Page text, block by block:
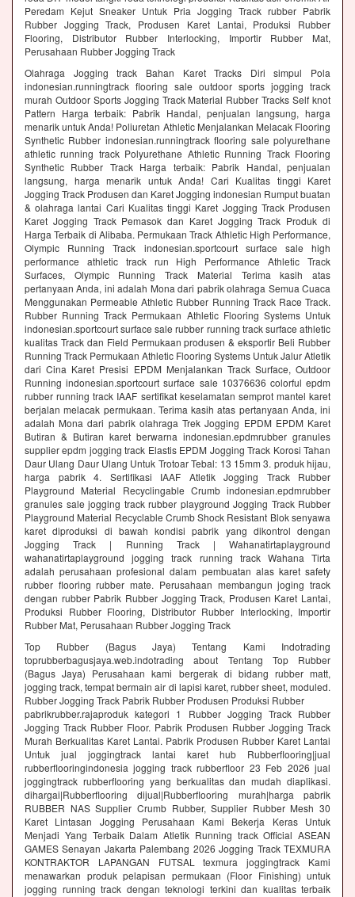
Peredam Kejut Sneaker Untuk Pria Jogging Track rubber Pabrik
Rubber Jogging Track, Produsen Karet Lantai, Produksi Rubber
Flooring, Distributor Rubber Interlocking, Importir Rubber Mat,
Perusahaan Rubber Jogging Track
Olahraga Jogging track Bahan Karet Tracks Diri simpul Pola
indonesian.runningtrack flooring sale outdoor sports jogging track
murah Outdoor Sports Jogging Track Material Rubber Tracks Self knot
Pattern Harga terbaik: Pabrik Handal, penjualan langsung, harga
menarik untuk Anda! Poliuretan Athletic Menjalankan Melacak Flooring
Synthetic Rubber indonesian.runningtrack flooring sale polyurethane
athletic running track Polyurethane Athletic Running Track Flooring
Synthetic Rubber Track Harga terbaik: Pabrik Handal, penjualan
langsung, harga menarik untuk Anda! Cari Kualitas tinggi Karet
Jogging Track Produsen dan Karet Jogging indonesian Rumput buatan
& olahraga lantai Cari Kualitas tinggi Karet Jogging Track Produsen
Karet Jogging Track Pemasok dan Karet Jogging Track Produk di
Harga Terbaik di Alibaba. Permukaan Track Athletic High Performance,
Olympic Running Track indonesian.sportcourt surface sale high
performance athletic track run High Performance Athletic Track
Surfaces, Olympic Running Track Material Terima kasih atas
pertanyaan Anda, ini adalah Mona dari pabrik olahraga Semua Cuaca
Menggunakan Permeable Athletic Rubber Running Track Race Track.
Rubber Running Track Permukaan Athletic Flooring Systems Untuk
indonesian.sportcourt surface sale rubber running track surface athletic
kualitas Track dan Field Permukaan produsen & eksportir Beli Rubber
Running Track Permukaan Athletic Flooring Systems Untuk Jalur Atletik
dari Cina Karet Presisi EPDM Menjalankan Track Surface, Outdoor
Running indonesian.sportcourt surface sale 10376636 colorful epdm
rubber running track IAAF sertifikat keselamatan semprot mantel karet
berjalan melacak permukaan. Terima kasih atas pertanyaan Anda, ini
adalah Mona dari pabrik olahraga Trek Jogging EPDM EPDM Karet
Butiran & Butiran karet berwarna indonesian.epdmrubber granules
supplier epdm jogging track Elastis EPDM Jogging Track Korosi Tahan
Daur Ulang Daur Ulang Untuk Trotoar Tebal: 13 15mm 3. produk hijau,
harga pabrik 4. Sertifikasi IAAF Atletik Jogging Track Rubber
Playground Material Recyclingable Crumb indonesian.epdmrubber
granules sale jogging track rubber playground Jogging Track Rubber
Playground Material Recyclable Crumb Shock Resistant Blok senyawa
karet diproduksi di bawah kondisi pabrik yang dikontrol dengan
Jogging Track | Running Track | Wahanatirtaplayground
wahanatirtaplayground jogging track running track Wahana Tirta
adalah perusahaan profesional dalam pembuatan alas karet safety
rubber flooring rubber mate. Perusahaan membangun joging track
dengan rubber Pabrik Rubber Jogging Track, Produsen Karet Lantai,
Produksi Rubber Flooring, Distributor Rubber Interlocking, Importir
Rubber Mat, Perusahaan Rubber Jogging Track
Top Rubber (Bagus Jaya) Tentang Kami Indotrading
toprubberbagusjaya.web.indotrading about Tentang Top Rubber
(Bagus Jaya) Perusahaan kami bergerak di bidang rubber matt,
jogging track, tempat bermain air di lapisi karet, rubber sheet, moduled.
Rubber Jogging Track Pabrik Rubber Produsen Produksi Rubber
pabrikrubber.rajaproduk kategori 1 Rubber Jogging Track Rubber
Jogging Track Rubber Floor. Pabrik Produsen Rubber Jogging Track
Murah Berkualitas Karet Lantai. Pabrik Produsen Rubber Karet Lantai
Untuk jual joggingtrack lantai karet hub Rubberflooring|jual
rubberflooringindonesia jogging track rubberfloor 23 Feb 2026 jual
joggingtrack rubberflooring yang berkualitas dan mudah diaplikasi.
dihargai|Rubberflooring dijual|Rubberflooring murah|harga pabrik
RUBBER NAS Supplier Crumb Rubber, Supplier Rubber Mesh 30
Karet Lintasan Jogging Perusahaan Kami Bekerja Keras Untuk
Menjadi Yang Terbaik Dalam Atletik Running track Official ASEAN
GAMES Senayan Jakarta Palembang 2026 Jogging Track TEXMURA
KONTRAKTOR LAPANGAN FUTSAL texmura joggingtrack Kami
menawarkan produk pelapisan permukaan (Floor Finishing) untuk
jogging running track dengan teknologi terkini dan kualitas terbaik